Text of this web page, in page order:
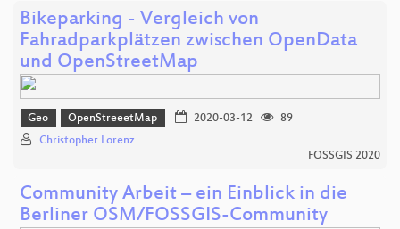
Bikeparking - Vergleich von
Fahradparkplätzen zwischen OpenData
und OpenStreetMap
Geo OpenStreeetMap 2020-03-12
89
Christopher Lorenz
FOSSGIS 2020
Community Arbeit – ein Einblick in die
Berliner OSM/FOSSGIS-Community